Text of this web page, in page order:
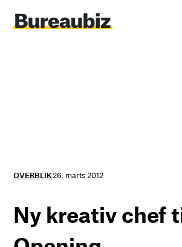
indhold
OVERBLIK26. marts 2012
Ny kreativ chef